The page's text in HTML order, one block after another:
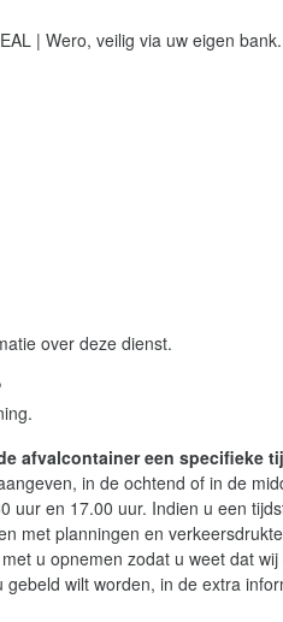
| Wero, veilig via uw eigen
over deze dienst.
afvalcontainer een specifieke
in de ochtend of in de
uur en 17.00 uur. Indien u een
met planningen en
u opnemen zodat u weet dat
wilt worden, in de extra